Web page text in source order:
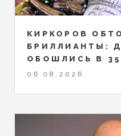
КИРКОРОВ
БРИЛЛИАНТЫ:
ОБОШЛИСЬ В
06.08.2026